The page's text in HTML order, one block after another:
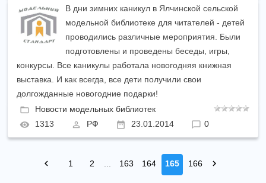
В дни зимних каникул в Ялчинской сельской
модельной библиотеке для читателей - детей
проводились различные мероприятия. Были
подготовлены и проведены беседы, игры,
конкурсы. Все каникулы работала новогодняя книжная
выставка. И как всегда, все дети получили свои
долгожданные новогодние подарки!
Новости модельных библиотек
1313
РФ 23.01.2014 0
1 2 163 164 165 166